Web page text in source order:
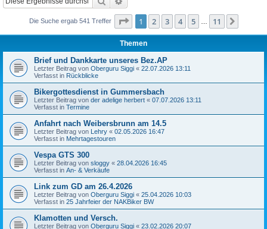
Die Suche ergab 541 Treffer Seite 1von 11
1 2 3 4 5 11
Themen
Brief und Dankkarte unseres Bez.AP
Letzter Beitrag von Oberguru Siggi « 22.07.2026 13:11
Verfasst in Rückblicke
Bikergottesdienst in Gummersbach
Letzter Beitrag von der adelige herbert « 07.07.2026 13:11
Verfasst in Termine
Anfahrt nach Weibersbrunn am 14.5
Letzter Beitrag von Lehry « 02.05.2026 16:47
Verfasst in Mehrtagestouren
Vespa GTS 300
Letzter Beitrag von sloggy « 28.04.2026 16:45
Verfasst in An- & Verkäufe
Link zum GD am 26.4.2026
Letzter Beitrag von Oberguru Siggi « 25.04.2026 10:03
Verfasst in 25 Jahrfeier der NAKBiker BW
Klamotten und Versch.
Letzter Beitrag von Oberguru Siggi « 23.02.2026 20:07